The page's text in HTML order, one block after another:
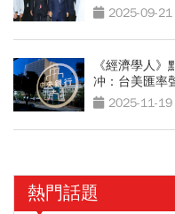
2025-09-21
《經濟學人
冲：台美匯率
2025-11-19
熱門話題